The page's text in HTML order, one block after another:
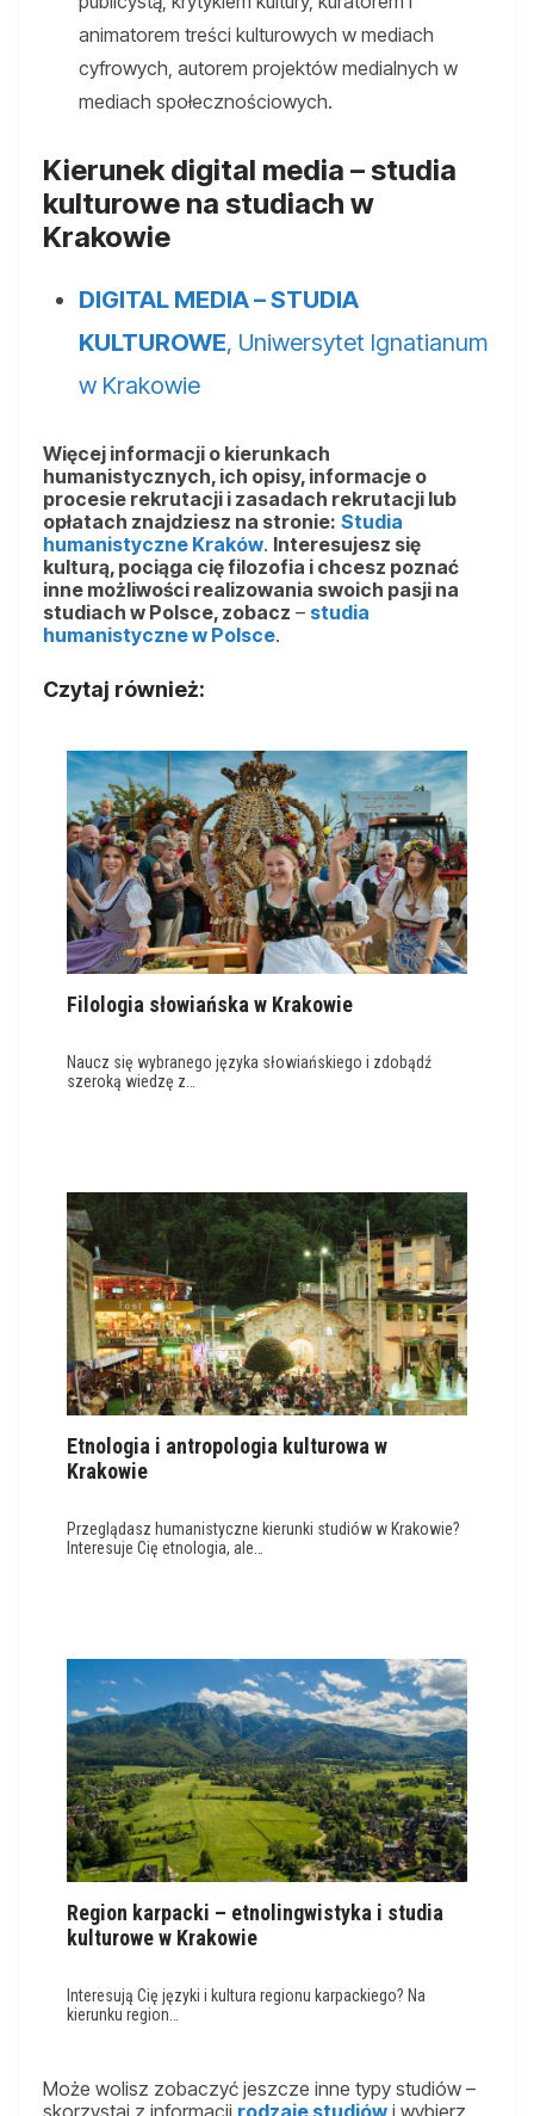
animatorem treści kulturowych w mediach
cyfrowych, autorem projektów medialnych w
mediach społecznościowych.
Kierunek digital media – studia
kulturowe na studiach w
Krakowie
DIGITAL MEDIA – STUDIA
KULTUROWE, Uniwersytet Ignatianum
w Krakowie
Więcej informacji o kierunkach
humanistycznych, ich opisy, informacje o
procesie rekrutacji i zasadach rekrutacji lub
opłatach znajdziesz na stronie: Studia
humanistyczne Kraków. Interesujesz się
kulturą, pociąga cię filozofia i chcesz poznać
inne możliwości realizowania swoich pasji na
studiach w Polsce, zobacz – studia
humanistyczne w Polsce.
Czytaj również:
Filologia słowiańska w Krakowie
Naucz się wybranego języka słowiańskiego i zdobądź
szeroką wiedzę z…
Etnologia i antropologia kulturowa w
Krakowie
Przeglądasz humanistyczne kierunki studiów w Krakowie?
Interesuje Cię etnologia, ale…
Region karpacki – etnolingwistyka i studia
kulturowe w Krakowie
Interesują Cię języki i kultura regionu karpackiego? Na
kierunku region…
Może wolisz zobaczyć jeszcze inne typy studiów –
skorzystaj z informacji rodzaje studiów i wybierz